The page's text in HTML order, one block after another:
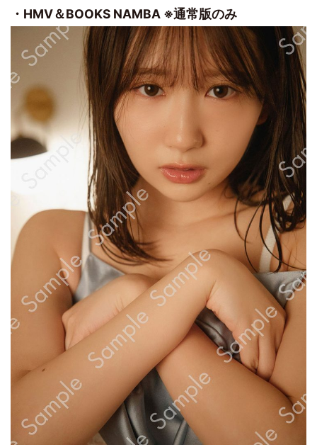
・HMV＆BOOKS NAMBA ※通常版のみ